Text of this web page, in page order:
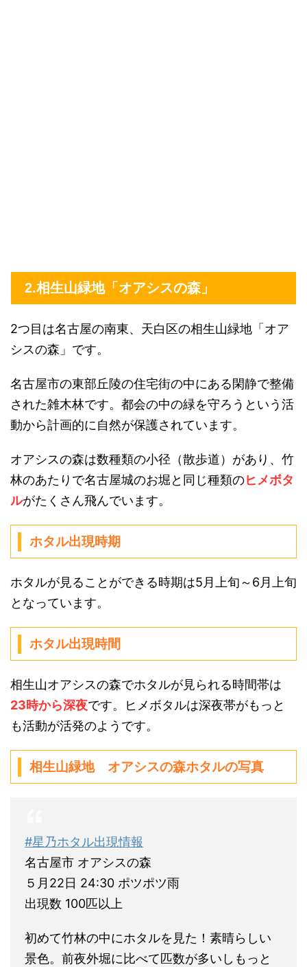
2.相生山緑地「オアシスの森」
2つ目は名古屋の南東、天白区の相生山緑地「オア
シスの森」です。
名古屋市の東部丘陵の住宅街の中にある閑静で整備
された雑木林です。都会の中の緑を守ろうという活
動から計画的に自然が保護されています。
オアシスの森は数種類の小径（散歩道）があり、竹
林のあたりで名古屋城のお堀と同じ種類のヒメボタ
ルがたくさん飛んでいます。
ホタル出現時期
ホタルが見ることができる時期は5月上旬～6月上旬
となっています。
ホタル出現時間
相生山オアシスの森でホタルが見られる時間帯は
23時から深夜です。ヒメボタルは深夜帯がもっと
も活動が活発のようです。
相生山緑地 オアシスの森ホタルの写真
#星乃ホタル出現情報
名古屋市 オアシスの森
５月22日 24:30 ポツポツ雨
出現数 100匹以上
初めて竹林の中にホタルを見た！素晴らしい
景色。前夜外堀に比べて匹数が多いしもっと